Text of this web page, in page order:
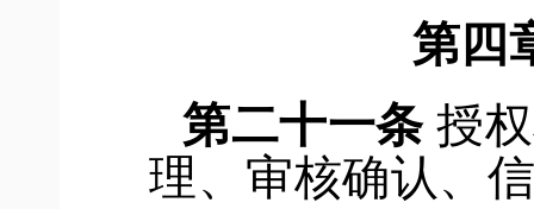
第四
第二十一条授
理、审核确认、